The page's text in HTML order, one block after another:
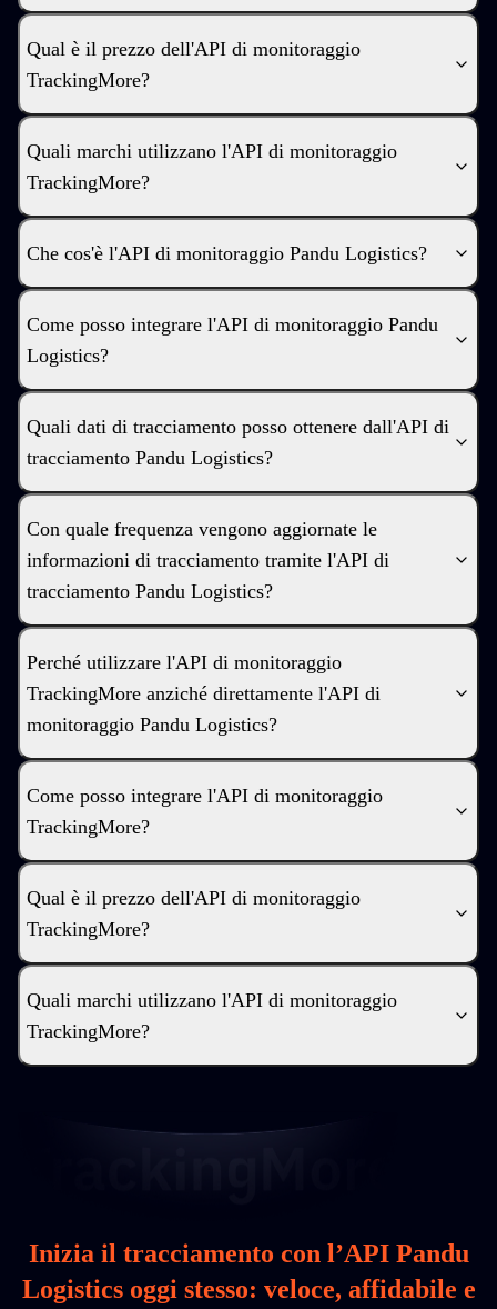
Qual è il prezzo dell'API di monitoraggio
TrackingMore?
Quali marchi utilizzano l'API di monitoraggio
TrackingMore?
Che cos'è l'API di monitoraggio Pandu Logistics?
Come posso integrare l'API di monitoraggio Pandu
Logistics?
Quali dati di tracciamento posso ottenere dall'API di
tracciamento Pandu Logistics?
Con quale frequenza vengono aggiornate le
informazioni di tracciamento tramite l'API di
tracciamento Pandu Logistics?
Perché utilizzare l'API di monitoraggio
TrackingMore anziché direttamente l'API di
monitoraggio Pandu Logistics?
Come posso integrare l'API di monitoraggio
TrackingMore?
Qual è il prezzo dell'API di monitoraggio
TrackingMore?
Quali marchi utilizzano l'API di monitoraggio
TrackingMore?
Inizia il tracciamento con l’API Pandu
Logistics oggi stesso: veloce, affidabile e